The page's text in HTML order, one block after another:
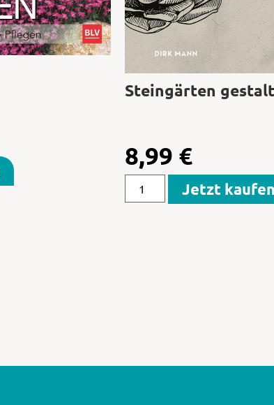
Steingärten
8,99 €
Jetzt